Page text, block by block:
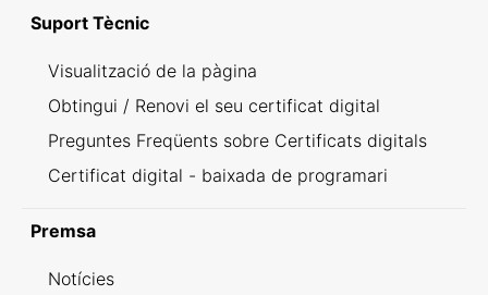
Suport Tècnic
Visualització de la pàgina
Obtingui / Renovi el seu certificat digital
Preguntes Freqüents sobre Certificats digitals
Certificat digital - baixada de programari
Premsa
Notícies